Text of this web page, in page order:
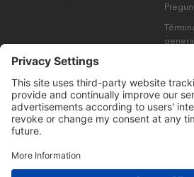
Derechos de autor © Many Brands AB